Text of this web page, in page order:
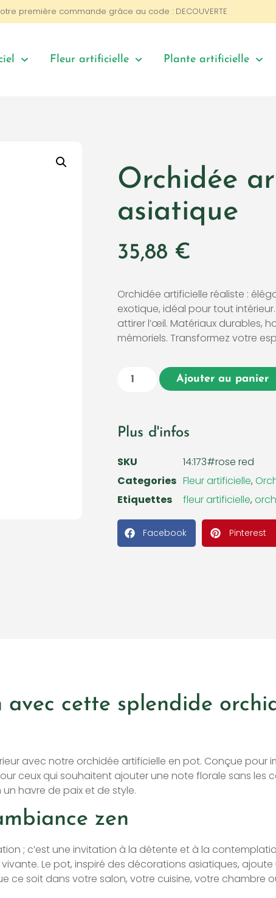
première commande grâce au code : DECOUVERTE
Fleur artificielle Plante artificielle
Orchidée
asiatique
35,88 €
Orchidée artificielle réaliste :
exotique, idéal pour tout
attirer l’œil. Matériaux durables,
mémoriels. Transformez votre
Ajouter au panier
Plus d'infos
SKU
14:173#rose red
Categories Fleur artificielle,
Etiquettes
fleur artificielle,
Facebook Pinterest
cette splendide
avec notre orchidée artificielle en pot. Conçue pour
ceux qui souhaitent ajouter une note florale sans les
havre de paix et de style.
zen
; c’est une invitation à la détente et à la
Le pot, inspiré des décorations asiatiques,
ce soit dans votre salon, votre cuisine, votre chambre